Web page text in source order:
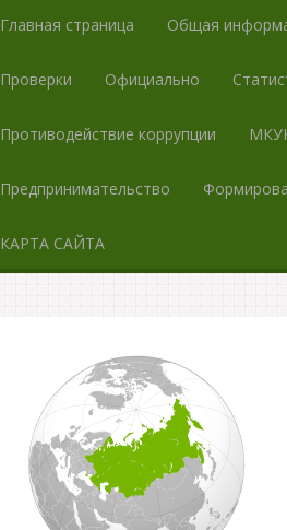
Главная страница Общая
Проверки Официально
Противодействие коррупции
Предпринимательство
КАРТА САЙТА